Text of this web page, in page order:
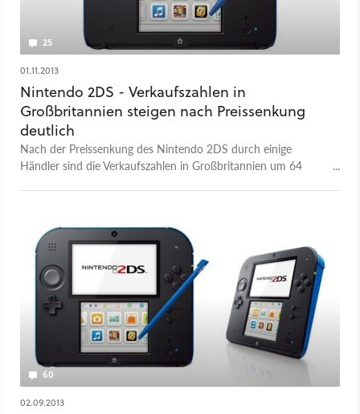
25
01.11.2013
Nintendo 2DS - Verkaufszahlen in
Großbritannien steigen nach Preissenkung
deutlich
Nach der Preissenkung des Nintendo 2DS durch einige
Händler sind die Verkaufszahlen in Großbritannien um 64
60
02.09.2013